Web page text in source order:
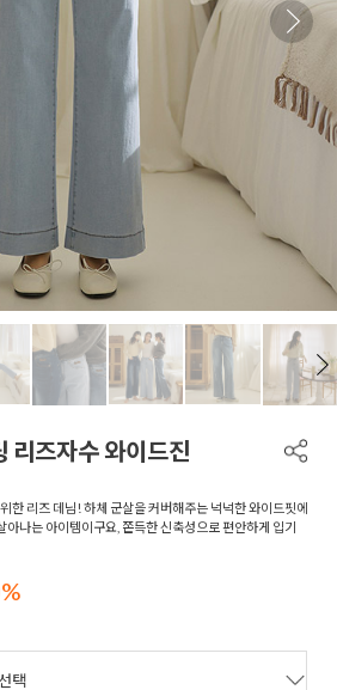
리즈자수 와이드진
한 리즈 데님! 하체 군살을 커버해주는 넉넉한 와이드핏에
아나는 아이템이구요, 쫀득한 신축성으로 편안하게 입기